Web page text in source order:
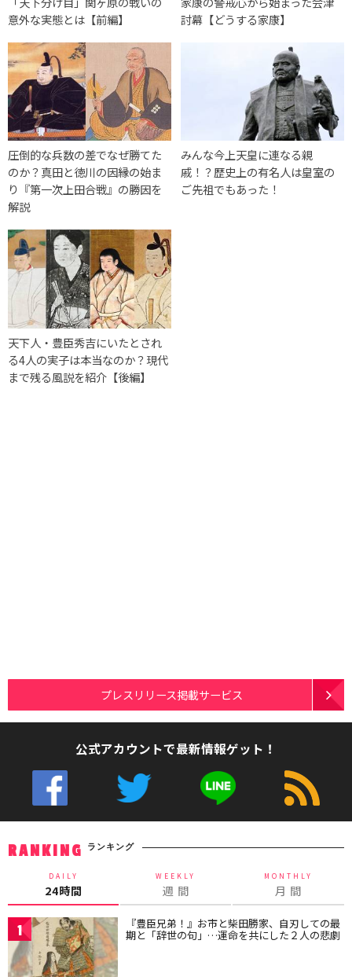
意外な実態とは【前編】
討幕【どうする家康】
圧倒的な兵数の差でなぜ勝てた
のか？真田と徳川の因縁の始ま
り『第一次上田合戦』の勝因を
解説
みんな今上天皇に連なる親
戚！？歴史上の有名人は皇室の
ご先祖でもあった！
天下人・豊臣秀吉にいたとされ
る4人の実子は本当なのか？現代
まで残る風説を紹介【後編】
プレスリリース掲載サービス
公式アカウントで最新情報ゲット！
RANKING ランキング
DAILY
24時間
WEEKLY
週 間
MONTHLY
月 間
1 『豊臣兄弟！』お市と柴田勝家、自刃しての最
期と「辞世の句」…運命を共にした２人の悲劇